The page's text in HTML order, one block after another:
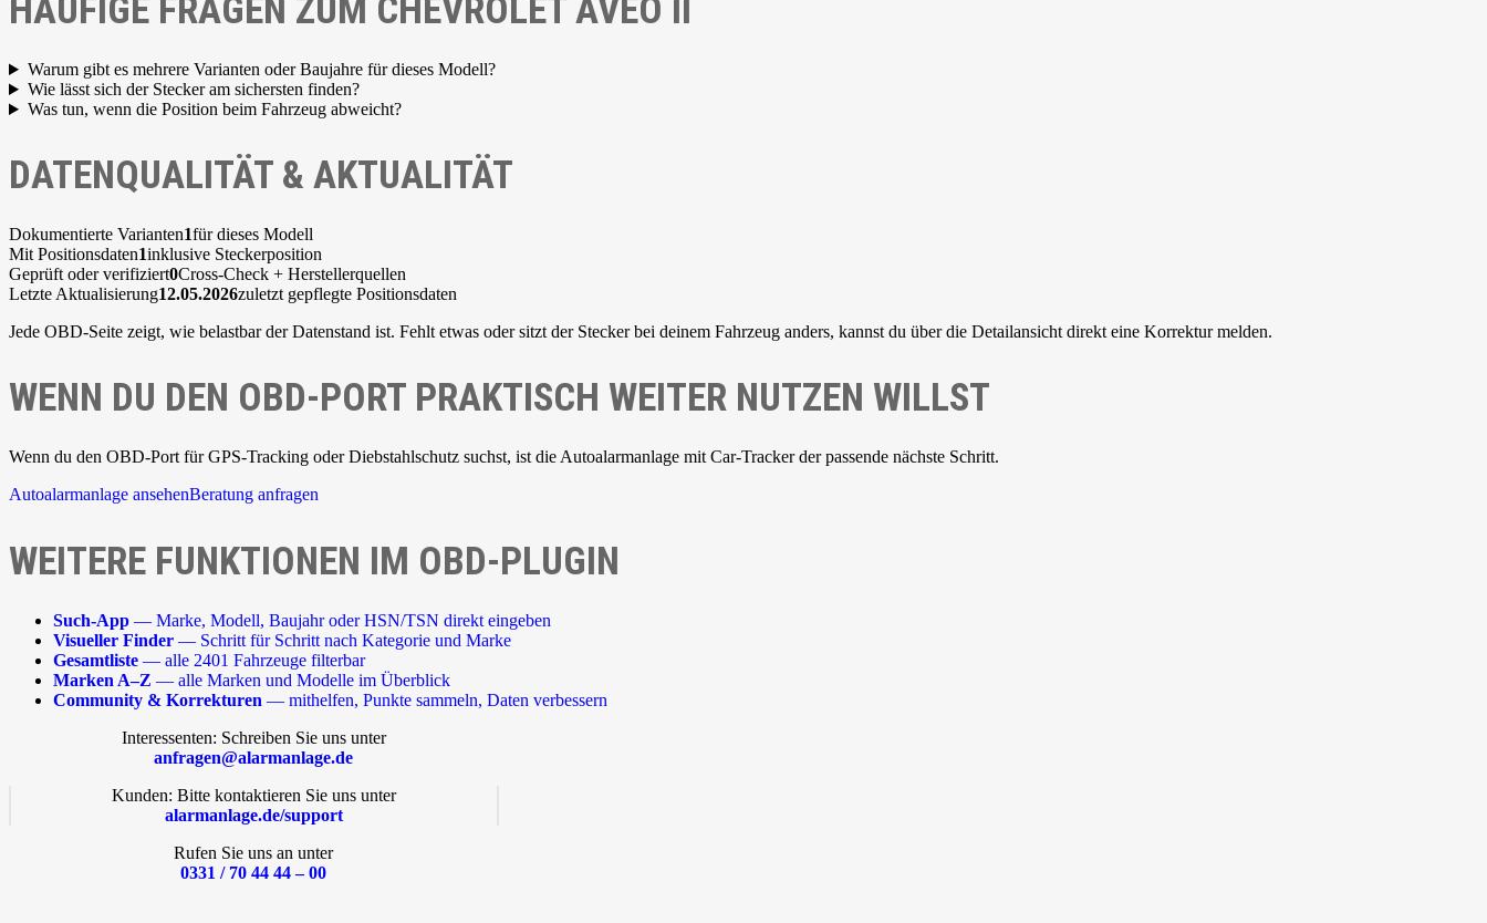
HÄUFIGE FRAGEN ZUM CHEVROLET AVEO II
Warum gibt es mehrere Varianten oder Baujahre für dieses Modell?
Wie lässt sich der Stecker am sichersten finden?
Was tun, wenn die Position beim Fahrzeug abweicht?
DATENQUALITÄT & AKTUALITÄT
Dokumentierte Varianten1für dieses Modell
Mit Positionsdaten1inklusive Steckerposition
Geprüft oder verifiziert0Cross-Check + Herstellerquellen
Letzte Aktualisierung12.05.2026zuletzt gepflegte Positionsdaten
Jede OBD-Seite zeigt, wie belastbar der Datenstand ist. Fehlt etwas oder sitzt der Stecker bei deinem Fahrzeug anders, kannst du über die Detailansicht direkt eine Korrektur melden.
WENN DU DEN OBD-PORT PRAKTISCH WEITER NUTZEN WILLST
Wenn du den OBD-Port für GPS-Tracking oder Diebstahlschutz suchst, ist die Autoalarmanlage mit Car-Tracker der passende nächste Schritt.
Autoalarmanlage ansehenBeratung anfragen
WEITERE FUNKTIONEN IM OBD-PLUGIN
Such-App — Marke, Modell, Baujahr oder HSN/TSN direkt eingeben
Visueller Finder — Schritt für Schritt nach Kategorie und Marke
Gesamtliste — alle 2401 Fahrzeuge filterbar
Marken A–Z — alle Marken und Modelle im Überblick
Community & Korrekturen — mithelfen, Punkte sammeln, Daten verbessern
Interessenten: Schreiben Sie uns unter
anfragen@alarmanlage.de
Kunden: Bitte kontaktieren Sie uns unter
alarmanlage.de/support
Rufen Sie uns an unter
0331 / 70 44 44 – 00